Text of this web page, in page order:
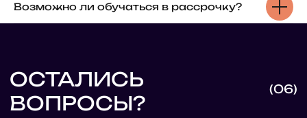
Возможно ли обучаться в рассрочку?